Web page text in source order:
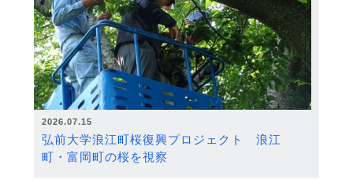
2026.07.15
弘前大学浪江町桜復興プロジェクト 浪江
町・富岡町の桜を視察